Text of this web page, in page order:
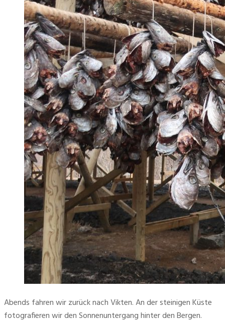
Abends fahren wir zurück nach Vikten. An der steinigen Küste
fotografieren wir den Sonnenuntergang hinter den Bergen.